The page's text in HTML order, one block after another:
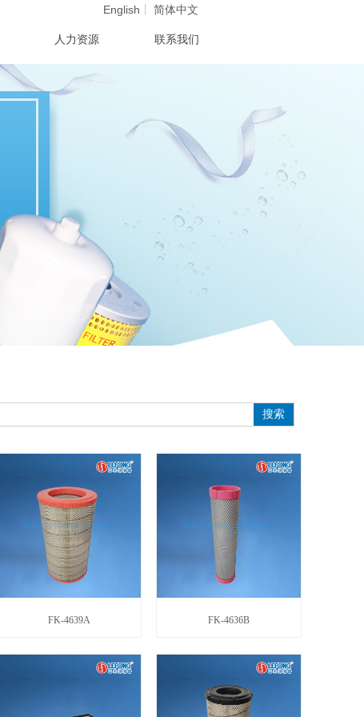
搜索
FK-4639A FK-4636B
人力资源 联系我们
English 简体中文